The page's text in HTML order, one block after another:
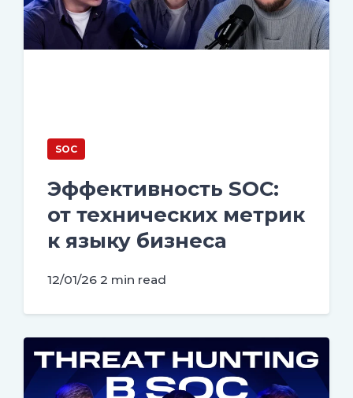
SOC
Эффективность SOC:
от технических метрик
к языку бизнеса
12/01/26 2 min read